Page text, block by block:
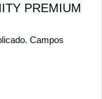
PREMIUM
Campos